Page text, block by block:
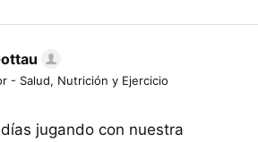
- Salud, Nutrición y Ejercicio
jugando con nuestra